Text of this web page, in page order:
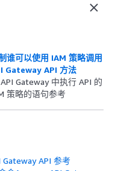
谁可以使用 IAM 策略调用
Gateway API 方法
Gateway 中执行 API 的
策略的语句参考
API 参考